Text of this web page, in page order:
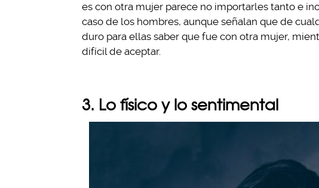
es con otra mujer parece no importarles tanto e
caso de los hombres, aunque señalan que de
duro para ellas saber que fue con otra mujer,
difícil de aceptar.
3. Lo físico y lo sentimental